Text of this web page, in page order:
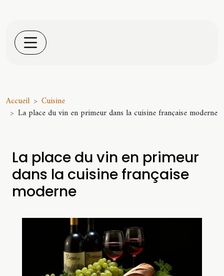
Accueil
Cuisine
La place du vin en primeur dans la cuisine française moderne
La place du vin en primeur
dans la cuisine française
moderne